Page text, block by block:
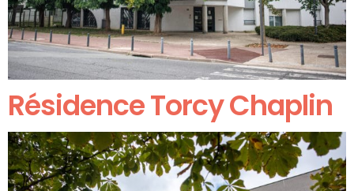
Résidence Torcy Chaplin